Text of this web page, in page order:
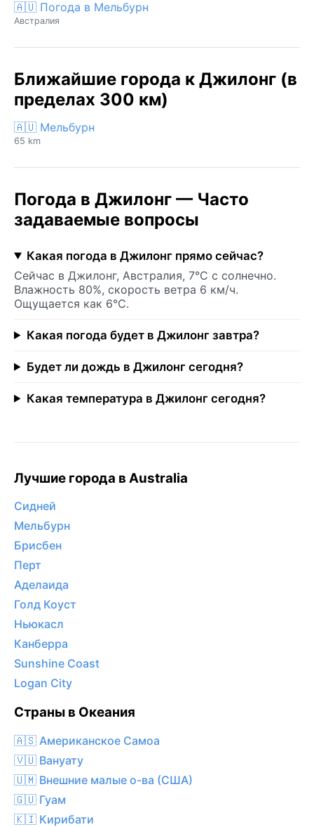
🇦🇺 Погода в Мельбурн
Австралия
Ближайшие города к Джилонг (в
пределах 300 км)
🇦🇺 Мельбурн
65 km
Погода в Джилонг — Часто
задаваемые вопросы
Какая погода в Джилонг прямо сейчас?
Сейчас в Джилонг, Австралия, 7°C с солнечно.
Влажность 80%, скорость ветра 6 км/ч.
Ощущается как 6°C.
Какая погода будет в Джилонг завтра?
Будет ли дождь в Джилонг сегодня?
Какая температура в Джилонг сегодня?
Лучшие города в Australia
Сидней
Мельбурн
Брисбен
Перт
Аделаида
Голд Коуст
Ньюкасл
Канберра
Sunshine Coast
Logan City
Страны в Океания
🇦🇸 Американское Самоа
🇻🇺 Вануату
🇺🇲 Внешние малые о-ва (США)
🇬🇺 Гуам
🇰🇮 Кирибати